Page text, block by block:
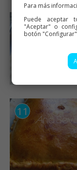
Para más
Puede aceptar
"Aceptar" o
botón